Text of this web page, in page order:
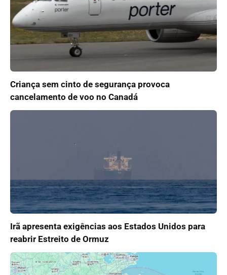
Criança sem cinto de segurança provoca
cancelamento de voo no Canadá
Irã apresenta exigências aos Estados Unidos para
reabrir Estreito de Ormuz